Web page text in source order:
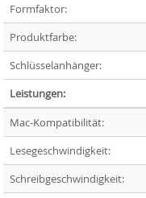
Formfaktor:
Produktfarbe:
Schlüsselanhänger:
Leistungen:
Mac-Kompatibilität:
Lesegeschwindigkeit:
Schreibgeschwindigkeit: